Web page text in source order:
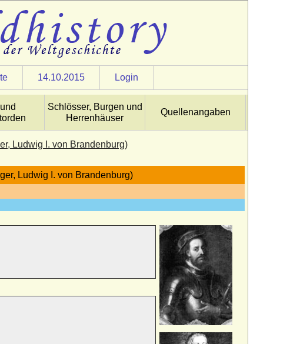
14.10.2015 Login
Schlösser, Burgen und
Herrenhäuser
Quellenangaben
Ludwig I. von Brandenburg)
Ludwig I. von Brandenburg)